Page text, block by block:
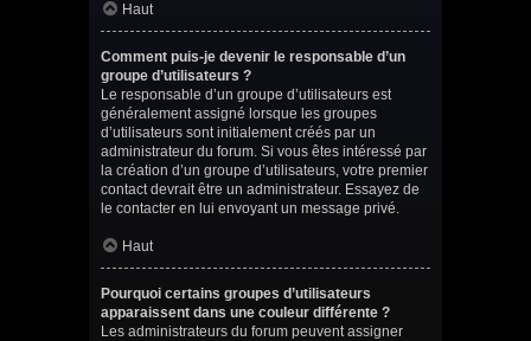
Haut
Comment puis-je devenir le responsable d’un
groupe d’utilisateurs ?
Le responsable d’un groupe d’utilisateurs est
généralement assigné lorsque les groupes
d’utilisateurs sont initialement créés par un
administrateur du forum. Si vous êtes intéressé par
la création d’un groupe d’utilisateurs, votre premier
contact devrait être un administrateur. Essayez de
le contacter en lui envoyant un message privé.
Haut
Pourquoi certains groupes d’utilisateurs
apparaissent dans une couleur différente ?
Les administrateurs du forum peuvent assigner